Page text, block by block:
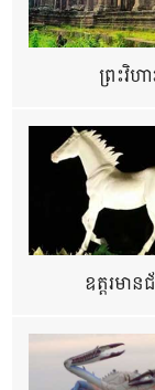
ព្រះវិហា
ឧត្ដរមា